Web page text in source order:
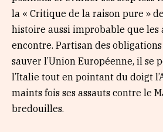
la « Critique de la raison pure »
histoire aussi improbable que les
encontre. Partisan des
sauver l’Union Européenne, il se
l’Italie tout en pointant du doigt
maints fois ses assauts contre le
bredouilles.